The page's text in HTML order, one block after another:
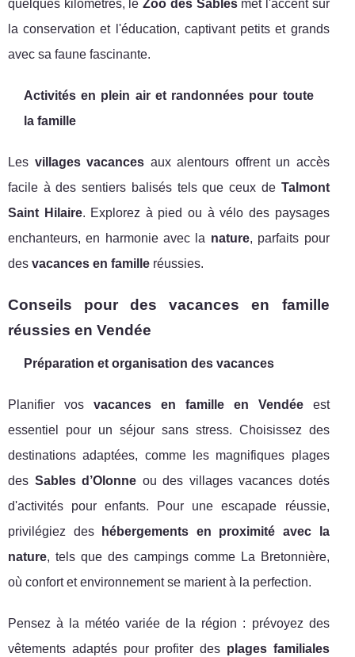
quelques kilomètres, leZoo des Sablesmet l'accent sur
la conservation et l'éducation, captivant petits et grands
avec sa faune fascinante.
Activités en plein air et randonnées pour toute
la famille
Les villages vacances aux alentours offrent un accès
facile à des sentiers balisés tels que ceux de Talmont
Saint Hilaire. Explorez à pied ou à vélo des paysages
enchanteurs, en harmonie avec la nature, parfaits pour
des vacances en famille réussies.
Conseils pour des vacances en famille
réussies en Vendée
Préparation et organisation des vacances
Planifier vos vacances en famille en Vendéeest
essentiel pour un séjour sans stress. Choisissez des
destinations adaptées, comme les magnifiques plages
des Sables d’Olonne ou des villages vacances dotés
d'activités pour enfants. Pour une escapade réussie,
privilégiez des
hébergements en proximité avec la
nature, tels que des campings comme La Bretonnière,
où confort et environnement se marient à la perfection.
Pensez à la météo variée de la région : prévoyez des
vêtements adaptés pour profiter des plages familiales